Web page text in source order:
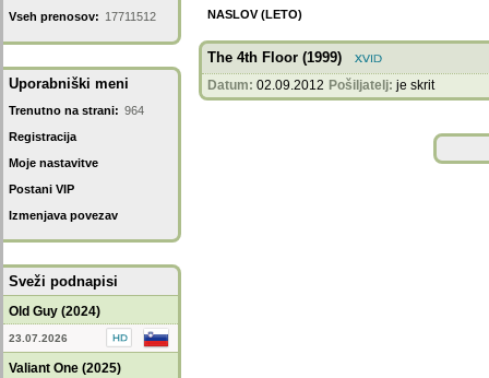
Vseh prenosov: 17711512
Uporabniški meni
Trenutno na strani: 964
Registracija
Moje nastavitve
Postani VIP
Izmenjava povezav
Sveži podnapisi
Old Guy (2024)
23.07.2026
Valiant One (2025)
NASLOV (LETO)
The 4th Floor (1999)
Datum: 02.09.2012 Pošiljatelj: je skrit